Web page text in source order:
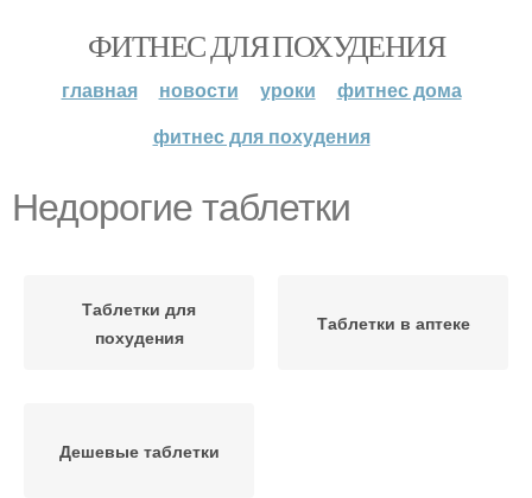
ФИТНЕС ДЛЯ ПОХУДЕНИЯ
главная новости уроки
фитнес дома
фитнес для похудения
Недорогие таблетки
Таблетки для
похудения
Таблетки в аптеке
Дешевые таблетки